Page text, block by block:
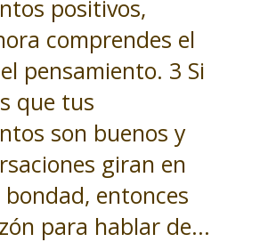
positivos,
comprendes el
pensamiento. 3 Si
que tus
son buenos y
giran en
entonces
para hablar de...